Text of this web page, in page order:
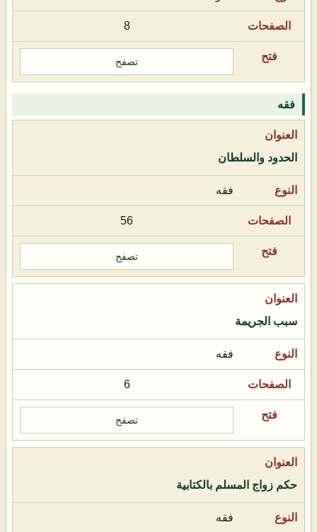
8
تصفح
فقه
الحدود والسلطان
فقه
56
تصفح
سبب الجريمة
فقه
6
تصفح
حكم زواج المسلم بالكتابية
فقه